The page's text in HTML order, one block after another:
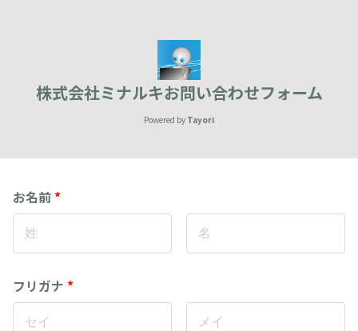
株式会社ミナルキお問い合わせフォーム
Powered by Tayori
お名前 *
フリガナ *